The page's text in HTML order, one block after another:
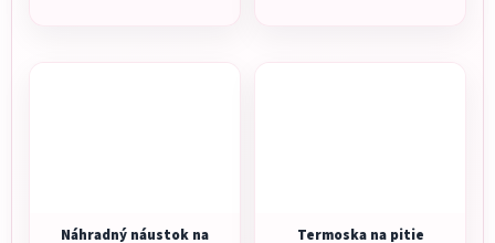
Náhradný náustok na
Termoska na pitie